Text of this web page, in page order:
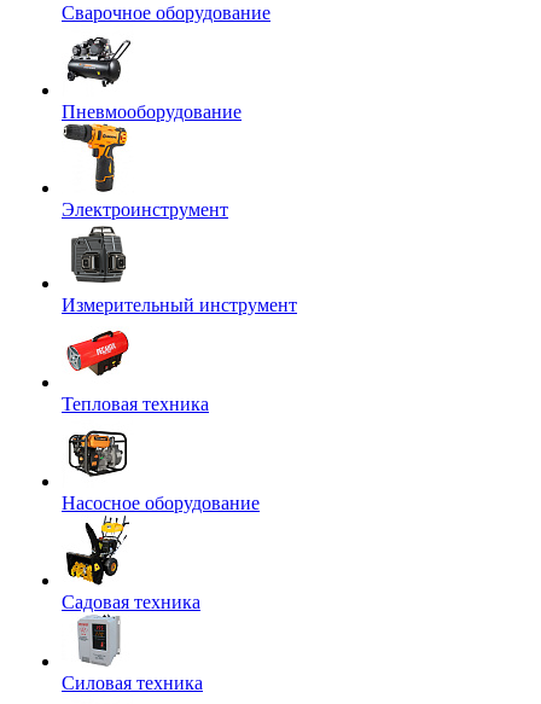
Сварочное оборудование
Пневмооборудование
Электроинструмент
Измерительный инструмент
Тепловая техника
Насосное оборудование
Садовая техника
Силовая техника